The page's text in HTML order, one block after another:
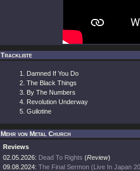
Trackliste
Damned If You Do
The Black Things
By The Numbers
Revolution Underway
Guilotine
Mehr von Metal Church
Reviews
02.05.2026: Dead To Rights (Review)
09.08.2024: The Final Sermon (Live In Japan